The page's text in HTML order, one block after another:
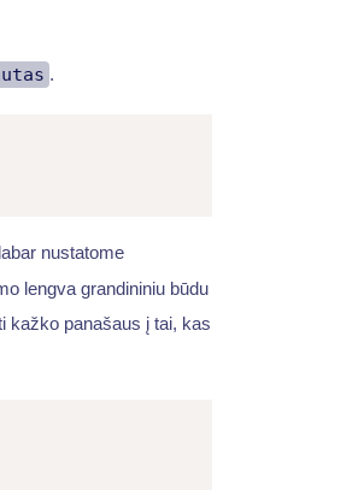
.
nustatome
lengva grandininiu būdu
kažko panašaus į tai, kas